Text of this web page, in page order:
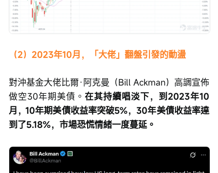
（2）2023年10月，「大佬」翻盤引發的動盪
對沖基金大佬比爾·阿克曼（Bill Ackman）高調宣佈
做空30年期美債。 在其持續唱淡下，到2023年10
月，10年期美債收益率突破5%，30年美債收益率達
到了5.18%，市場恐慌情緒一度蔓延。